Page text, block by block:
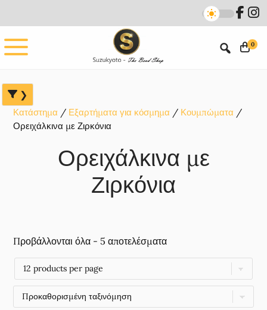
main
content
primary
sidebar
footer
0
Κατάστημα Εξαρτήματα για κόσμημα
Κουμπώματα
Ορειχάλκινα με Ζιρκόνια
Ορειχάλκινα με
Ζιρκόνια
Προβάλλονται όλα - 5 αποτελέσματα